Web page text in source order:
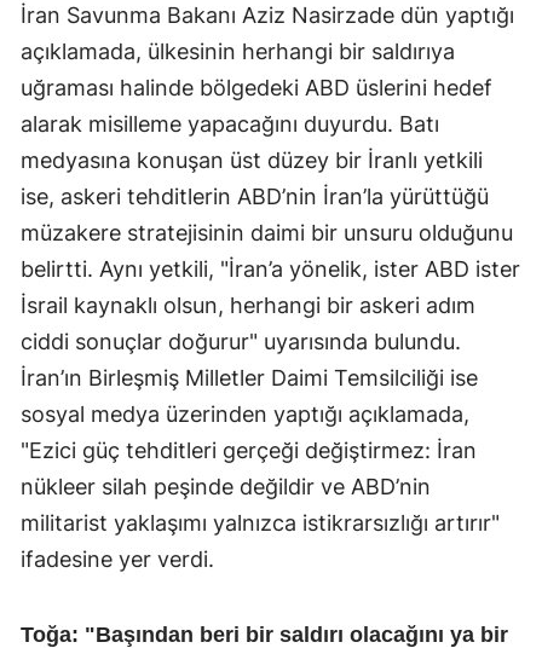
İran Savunma Bakanı Aziz Nasirzade dün yaptığı
açıklamada, ülkesinin herhangi bir saldırıya
uğraması halinde bölgedeki ABD üslerini hedef
alarak misilleme yapacağını duyurdu. Batı
medyasına konuşan üst düzey bir İranlı yetkili
ise, askeri tehditlerin ABD’nin İran’la yürüttüğü
müzakere stratejisinin daimi bir unsuru olduğunu
belirtti. Aynı yetkili, "İran’a yönelik, ister ABD ister
İsrail kaynaklı olsun, herhangi bir askeri adım
ciddi sonuçlar doğurur" uyarısında bulundu.
İran’ın Birleşmiş Milletler Daimi Temsilciliği ise
sosyal medya üzerinden yaptığı açıklamada,
"Ezici güç tehditleri gerçeği değiştirmez: İran
nükleer silah peşinde değildir ve ABD’nin
militarist yaklaşımı yalnızca istikrarsızlığı artırır"
ifadesine yer verdi.
Toğa: "Başından beri bir saldırı olacağını ya bir